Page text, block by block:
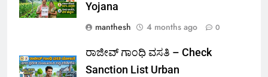
Yojana
manthesh
4 months ago 0
ರಾಜೀವ್ ಗಾಂಧಿ ವಸತಿ – Check
Sanction List Urban